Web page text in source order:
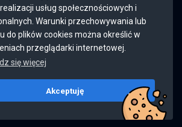
usług społecznościowych i
Warunki przechowywania lub
do plików cookies można określić w
przeglądarki internetowej.
się więcej
Akceptuję
ogłoszenie
konta
2026
Wszystkie prawa
v2.8.4